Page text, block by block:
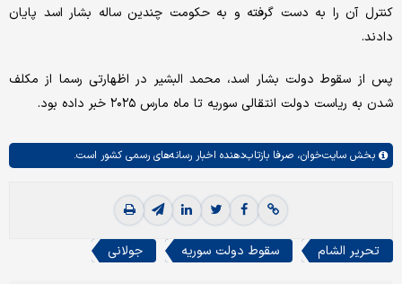
کنترل آن را به دست گرفته و به حکومت چندین ساله بشار اسد پایان
دادند.
پس از سقوط دولت بشار اسد، محمد البشیر در اظهارتی رسما از مکلف
شدن به ریاست دولت انتقالی سوریه تا ماه مارس ۲۰۲۵ خبر داده بود.
بخش سایت‌خوان، صرفا بازتاب‌دهنده اخبار رسانه‌های رسمی کشور است.
تحریر الشام سقوط دولت سوریه جولانی